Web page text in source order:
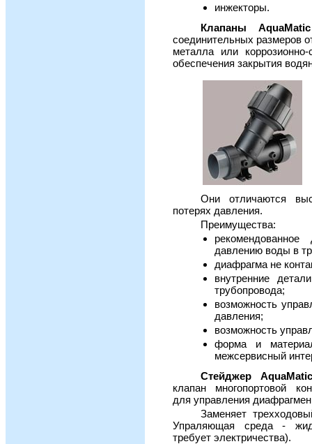
инжекторы.
Клапаны AquaMatic
соединительных размеров
металла или
обеспечения закрытия
Они отличаются
потерях давления.
Преимущества:
давлению воды в
диафрагма не
внутренние
трубопровода;
возможность
давления;
возможность
форма и
межсервисный
Стейджер AquaMatic
клапан многопортовой
для управления
Заменяет
Упраляющая среда -
требует электричества).